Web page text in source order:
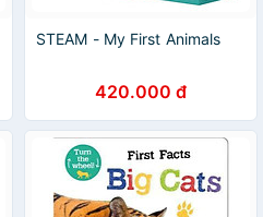
STEAM - My First Animals
420.000 đ